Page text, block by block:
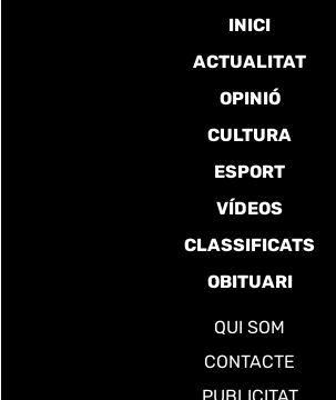
INICI
ACTUALITAT
OPINIÓ
CULTURA
ESPORT
VÍDEOS
CLASSIFICATS
OBITUARI
QUI SOM
CONTACTE